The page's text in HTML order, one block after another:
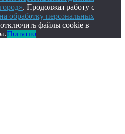
. Продолжая работу с
обработку персональных
файлы cookie в
Понятно